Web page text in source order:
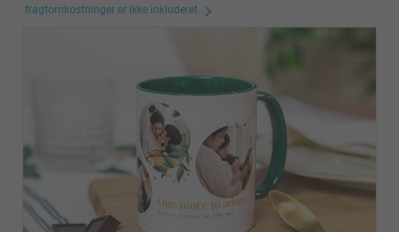
fragtomkostninger er ikke inkluderet